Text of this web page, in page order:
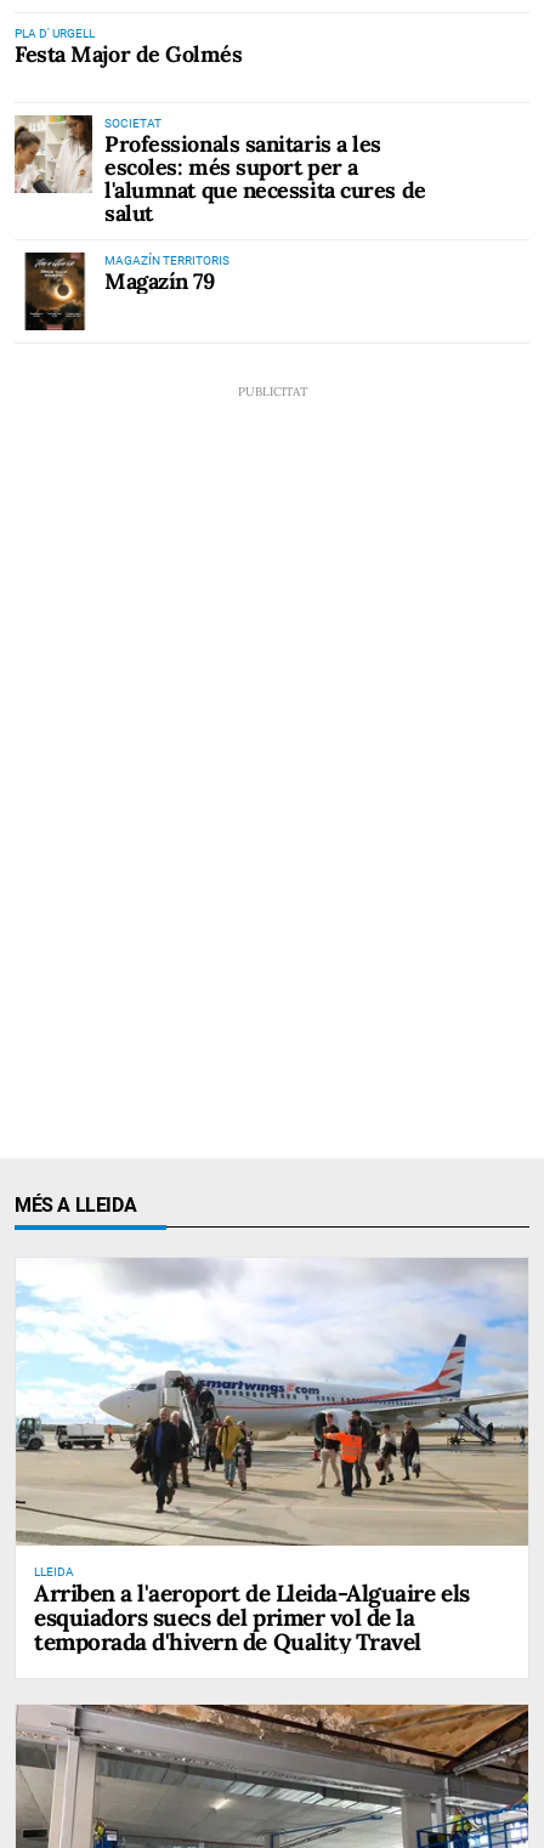
PLA D' URGELL
Festa Major de Golmés
SOCIETAT
Professionals sanitaris a les
escoles: més suport per a
l'alumnat que necessita cures de
salut
MAGAZÍN TERRITORIS
Magazín 79
MÉS A LLEIDA
LLEIDA
Arriben a l'aeroport de Lleida-Alguaire els
esquiadors suecs del primer vol de la
temporada d'hivern de Quality Travel